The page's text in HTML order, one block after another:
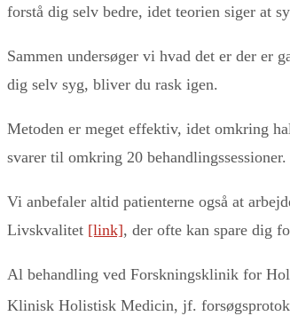
forstå dig selv bedre, idet teorien siger at
Sammen undersøger vi hvad det er der er
dig selv syg, bliver du rask igen.
Metoden er meget effektiv, idet omkring
svarer til omkring 20 behandlingssessioner.
Vi anbefaler altid patienterne også at
Livskvalitet [link], der ofte kan spare dig
Al behandling ved Forskningsklinik for
Klinisk Holistisk Medicin, jf.